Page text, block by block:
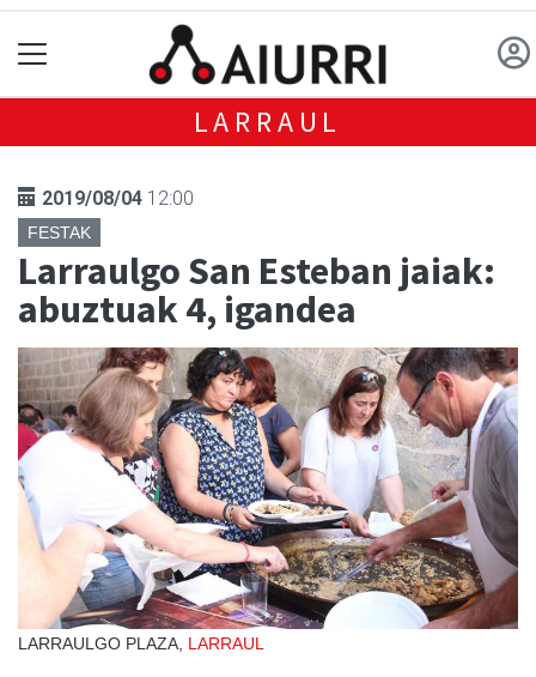
LARRAUL
2019/08/04 12:00
FESTAK
Larraulgo San Esteban jaiak:
abuztuak 4, igandea
LARRAULGO PLAZA, LARRAUL